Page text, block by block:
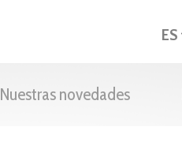
ES
Nuestras novedades